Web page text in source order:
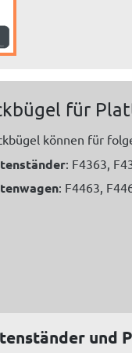
für
können für
: F4363,
: F4463,
und